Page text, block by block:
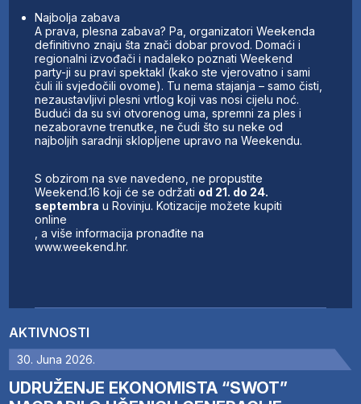
AKTIVNOSTI
30. Juna 2026.
UDRUŽENJE EKONOMISTA “SWOT”
Najbolja zabava
A prava, plesna zabava? Pa, organizatori Weekenda
definitivno znaju šta znači dobar provod. Domaći i
regionalni izvođači i nadaleko poznati Weekend
party-ji su pravi spektakl (kako ste vjerovatno i sami
čuli ili svjedočili ovome). Tu nema stajanja – samo čisti,
nezaustavljivi plesni vrtlog koji vas nosi cijelu noć.
Budući da su svi otvorenog uma, spremni za ples i
nezaboravne trenutke, ne čudi što su neke od
najboljih saradnji sklopljene upravo na Weekendu.
S obzirom na sve navedeno, ne propustite
Weekend.16 koji će se održati od 21. do 24.
septembra u Rovinju. Kotizacije možete kupiti
online
, a više informacija pronađite na
www.weekend.hr.